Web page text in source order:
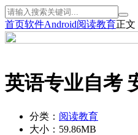
首页软件Android阅读教育正文
英语专业自考
分类： 阅读教育
大小： 59.86MB